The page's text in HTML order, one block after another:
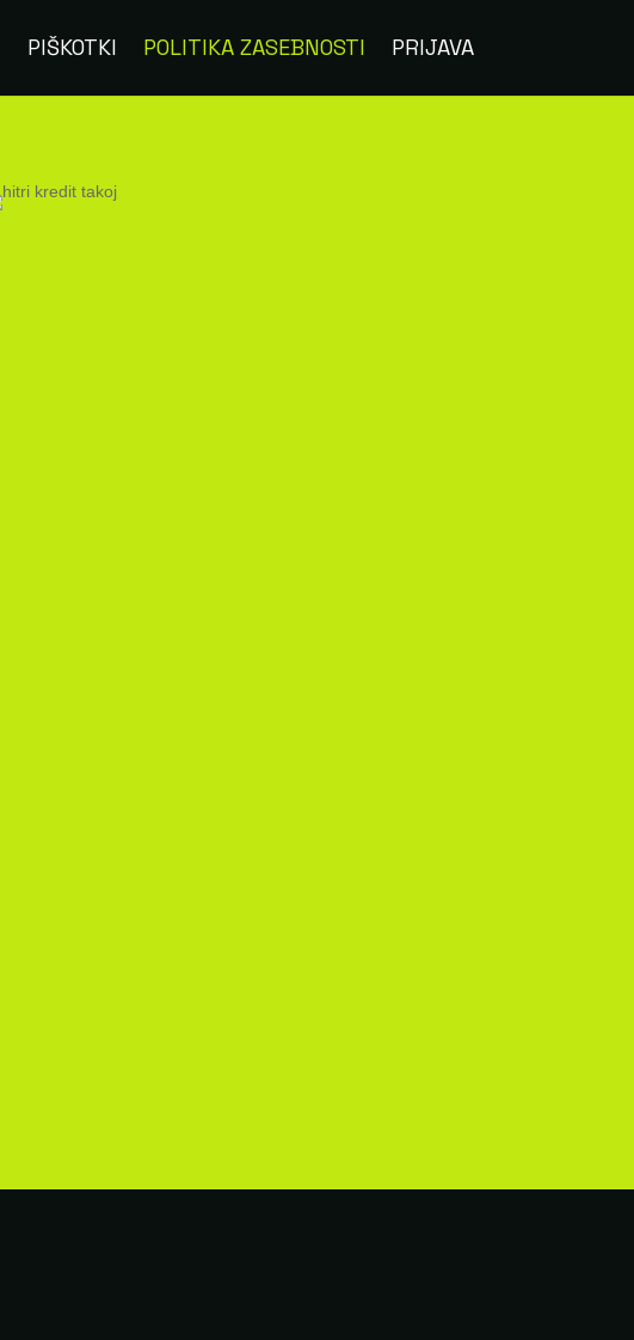
PIŠKOTKI POLITIKA ZASEBNOSTI PRIJAVA